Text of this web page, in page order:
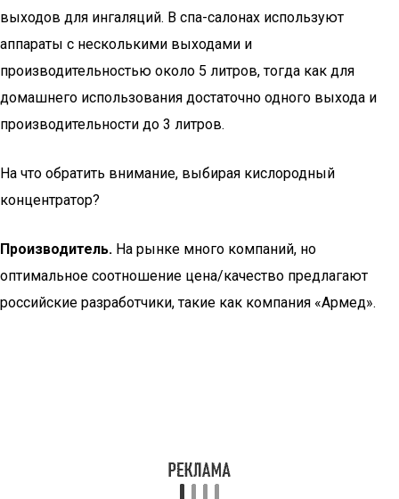
выходов для ингаляций. В спа-салонах используют
аппараты с несколькими выходами и
производительностью около 5 литров, тогда как для
домашнего использования достаточно одного выхода и
производительности до 3 литров.
На что обратить внимание, выбирая кислородный
концентратор?
Производитель. На рынке много компаний, но
оптимальное соотношение цена/качество предлагают
российские разработчики, такие как компания «Армед».